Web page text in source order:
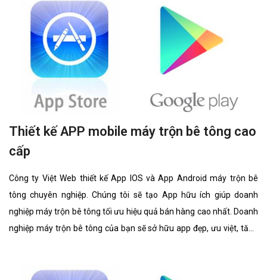
Thiết kế APP mobile máy trộn bê tông cao
cấp
Công ty Việt Web thiết kế App IOS và App Android máy trộn bê
tông chuyên nghiệp. Chúng tôi sẽ tạo App hữu ích giúp doanh
nghiệp máy trộn bê tông tối ưu hiệu quả bán hàng cao nhất. Doanh
nghiệp máy trộn bê tông của bạn sẽ sở hữu app đẹp, ưu việt, tăng